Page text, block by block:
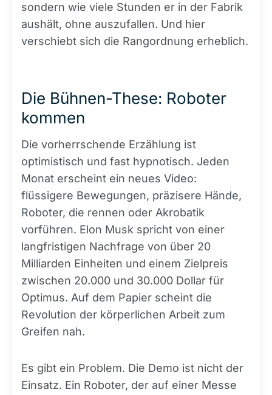
sondern wie viele Stunden er in der Fabrik
aushält, ohne auszufallen. Und hier
verschiebt sich die Rangordnung erheblich.
Die Bühnen-These: Roboter
kommen
Die vorherrschende Erzählung ist
optimistisch und fast hypnotisch. Jeden
Monat erscheint ein neues Video:
flüssigere Bewegungen, präzisere Hände,
Roboter, die rennen oder Akrobatik
vorführen. Elon Musk spricht von einer
langfristigen Nachfrage von über 20
Milliarden Einheiten und einem Zielpreis
zwischen 20.000 und 30.000 Dollar für
Optimus. Auf dem Papier scheint die
Revolution der körperlichen Arbeit zum
Greifen nah.
Es gibt ein Problem. Die Demo ist nicht der
Einsatz. Ein Roboter, der auf einer Messe